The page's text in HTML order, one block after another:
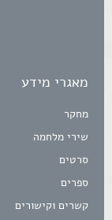
מאגרי מידע
מחקר
שירי מלחמה
סרטים
ספרים
קשרים וקישורים